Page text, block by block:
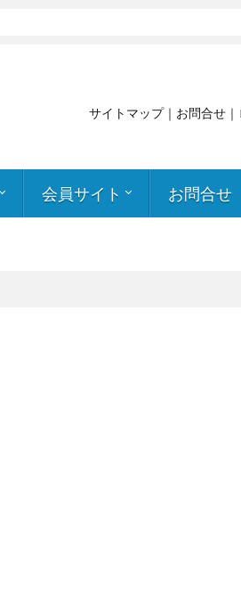
会員サイト お問合せ
サイトマップ｜ お問合せ ｜